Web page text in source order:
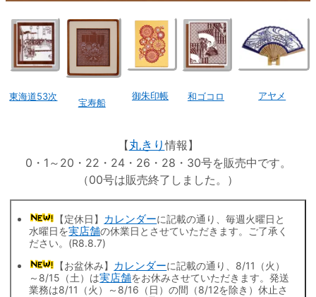
東海道53次
宝寿船
御朱印帳 和ゴコロ アヤメ
【丸きり情報】
0・1～20・22・24・26・28・30号を販売中です。
（00号は販売終了しました。）
【定休日】 カレンダーに記載の通り、毎週火曜日と
水曜日を実店舗の休業日とさせていただきます。ご了承く
ださい。(R8.8.7)
【お盆休み】
カレンダーに記載の通り、8/11（火）
～8/15（土）は実店舗をお休みさせていただきます。発送
業務は8/11（火）～8/16（日）の間（8/12を除き）休止さ